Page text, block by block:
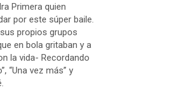
Primera quien
por este súper baile.
propios grupos
en bola gritaban y a
la vida- Recordando
“Una vez más” y